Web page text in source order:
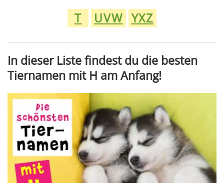
T
UVW YXZ
In dieser Liste findest du die besten
Tiernamen mit H am Anfang!